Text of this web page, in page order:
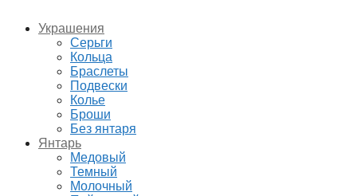
Украшения
Серьги
Кольца
Браслеты
Подвески
Колье
Броши
Без янтаря
Янтарь
Медовый
Темный
Молочный